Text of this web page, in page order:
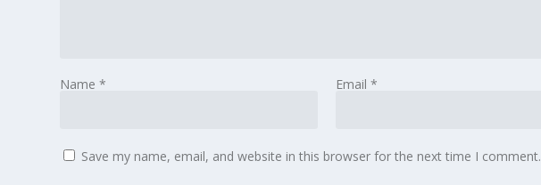
Name* Email *
Save my name, email, and website in this browser for the next time I comment.